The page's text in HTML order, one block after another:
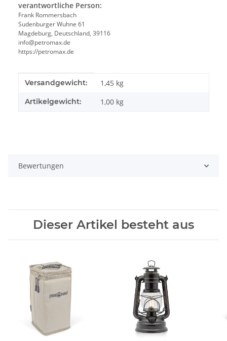
verantwortliche Person:
Frank Rommersbach
Sudenburger Wuhne 61
Magdeburg, Deutschland, 39116
info@petromax.de
https://petromax.de
Produkteigenschaft
Wert
Versandgewicht: 1,45 kg
Artikelgewicht: 1,00 kg
Bewertungen
Dieser Artikel besteht aus